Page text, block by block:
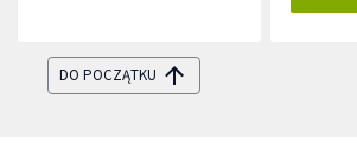
DO POCZĄTKU